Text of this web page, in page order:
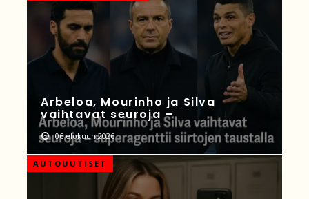
Arbeloa, Mourinho ja Silva
vaihtavat seuroja –
06 elokuun 2026
AUTOUUTISET